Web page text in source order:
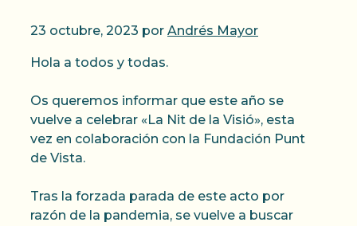
23 octubre, 2023 por Andrés Mayor
Hola a todos y todas.
Os queremos informar que este año se
vuelve a celebrar «La Nit de la Visió», esta
vez en colaboración con la Fundación Punt
de Vista.
Tras la forzada parada de este acto por
razón de la pandemia, se vuelve a buscar